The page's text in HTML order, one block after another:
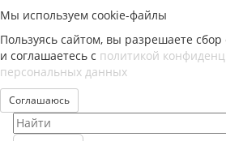
Мы используем cookie-файлы
Пользуясь сайтом, вы разрешаете
и соглашаетесь с политикой
персональных данных
Соглашаюсь